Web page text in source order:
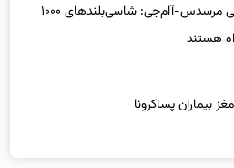
هستند